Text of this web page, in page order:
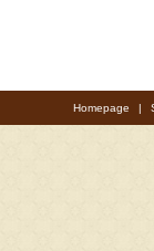
Homepage |